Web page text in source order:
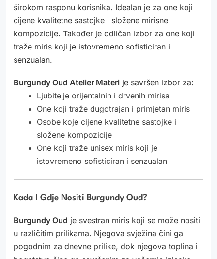
širokom rasponu korisnika. Idealan je za one koji
cijene kvalitetne sastojke i složene mirisne
kompozicije. Također je odličan izbor za one koji
traže miris koji je istovremeno sofisticiran i
senzualan.
Burgundy Oud Atelier Materi je savršen izbor za:
Ljubitelje orijentalnih i drvenih mirisa
One koji traže dugotrajan i primjetan miris
Osobe koje cijene kvalitetne sastojke i
složene kompozicije
One koji traže unisex miris koji je
istovremeno sofisticiran i senzualan
Kada I Gdje Nositi Burgundy Oud?
Burgundy Oud je svestran miris koji se može nositi
u različitim prilikama. Njegova svježina čini ga
pogodnim za dnevne prilike, dok njegova toplina i